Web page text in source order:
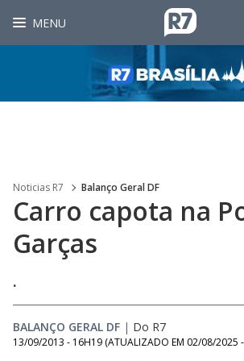
MENU
Noticias R7 Balanço Geral DF
Carro capota na
Garças
.
BALANÇO GERAL DF | Do R7
13/09/2013 - 16H19 (ATUALIZADO EM 02/08/2025